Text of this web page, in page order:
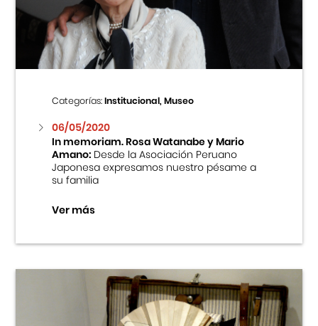
Centro Cultural Peruano Japonés
Cursos
Museo de la Inmigración Japonesa
Fondo Editorial
Teatro Peruano Japonés
Categorías:Institucional, Museo
06/05/2020
In memoriam. Rosa Watanabe y Mario
Amano:Desde la Asociación Peruano
Japonesa expresamos nuestro pésame a
su familia
Ver más